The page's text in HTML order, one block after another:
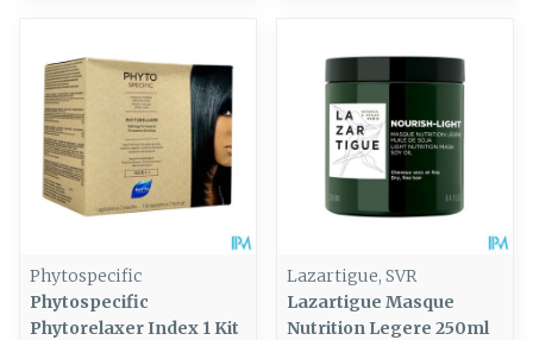
Phytospecific
Phytospecific
Phytorelaxer Index 1 Kit
Lazartigue, SVR
Lazartigue Masque
Nutrition Legere 250ml